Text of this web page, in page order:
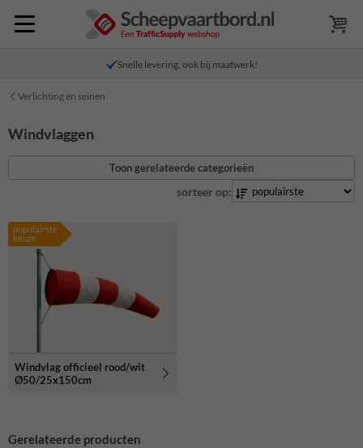
Snelle levering, ook bij maatwerk!
Verlichting en seinen
Windvlaggen
Toon gerelateerde categorieën
sorteer op:
populairste
keuze
Windvlag officieel rood/wit
Ø50/25x150cm
Gerelateerde producten